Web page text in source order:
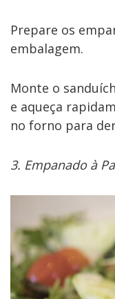
Prepare os
embalagem.
Monte o
e aqueça
no forno para
3. Empanado à